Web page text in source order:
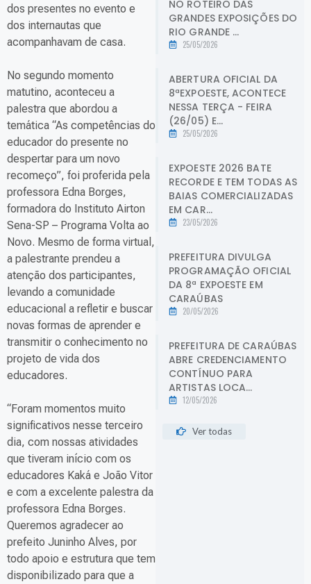
dos presentes no evento e
dos internautas que
acompanhavam de casa.
No segundo momento
matutino, aconteceu a
palestra que abordou a
temática “As competências do
educador do presente no
despertar para um novo
recomeço”, foi proferida pela
professora Edna Borges,
formadora do Instituto Airton
Sena-SP – Programa Volta ao
Novo. Mesmo de forma virtual,
a palestrante prendeu a
atenção dos participantes,
levando a comunidade
educacional a refletir e buscar
novas formas de aprender e
transmitir o conhecimento no
projeto de vida dos
educadores.
“Foram momentos muito
significativos nesse terceiro
dia, com nossas atividades
que tiveram início com os
educadores Kaká e João Vitor
e com a excelente palestra da
professora Edna Borges.
Queremos agradecer ao
prefeito Juninho Alves, por
todo apoio e estrutura que tem
disponibilizado para que a
NO ROTEIRO DAS
GRANDES EXPOSIÇÕES DO
RIO GRANDE ...
25/05/2026
ABERTURA OFICIAL DA
8ªEXPOESTE, ACONTECE
NESSA TERÇA - FEIRA
(26/05) E...
25/05/2026
EXPOESTE 2026 BATE
RECORDE E TEM TODAS AS
BAIAS COMERCIALIZADAS
EM CAR...
23/05/2026
PREFEITURA DIVULGA
PROGRAMAÇÃO OFICIAL
DA 8ª EXPOESTE EM
CARAÚBAS
20/05/2026
PREFEITURA DE CARAÚBAS
ABRE CREDENCIAMENTO
CONTÍNUO PARA
ARTISTAS LOCA...
12/05/2026
Ver todas